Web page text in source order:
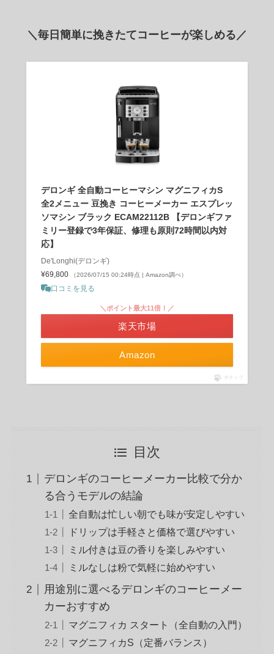
＼毎日簡単に挽きたてコーヒーが楽しめる／
デロンギ 全自動コーヒーマシン マグニフィカS
全2メニュー 豆挽き コーヒーメーカー エスプレッ
ソマシン ブラック ECAM22112B 【デロンギファ
ミリー登録で3年保証、修理も原則72時間以内対
応】
De'Longhi(デロンギ)
¥69,800
（2026/07/15 00:24時点 | Amazon調べ）
口コミを見る
Amazon
＼ポイント最大11倍！／
楽天市場
ポチップ
目次
デロンギのコーヒーメーカー比較で分か
る合うモデルの結論
全自動は忙しい朝でも味が安定しやすい
ドリップは手軽さと価格で選びやすい
ミル付きは豆の香りを楽しみやすい
ミルなしは粉で気軽に始めやすい
用途別に選べるデロンギのコーヒーメー
カーおすすめ
マグニフィカ スタート（全自動の入門）
マグニフィカS（定番バランス）